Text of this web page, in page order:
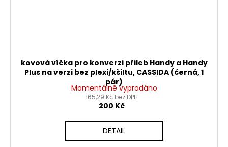
kovová víčka pro konverzi přileb Handy a Handy
Plus na verzi bez plexi/kšiltu, CASSIDA (černá, 1
pár)
Momentálně vyprodáno
165,29 Kč bez DPH
200 Kč
DETAIL